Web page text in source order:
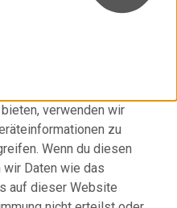
verwenden wir
zu
Wenn du diesen
Daten wie das
auf dieser Website